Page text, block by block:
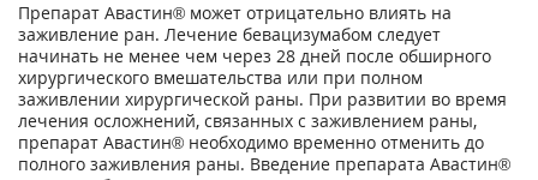
Препарат Авастин® может отрицательно влиять на
заживление ран. Лечение бевацизумабом следует
начинать не менее чем через 28 дней после обширного
хирургического вмешательства или при полном
заживлении хирургической раны. При развитии во время
лечения осложнений, связанных с заживлением раны,
препарат Авастин® необходимо временно отменить до
полного заживления раны. Введение препарата Авастин®